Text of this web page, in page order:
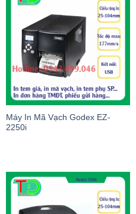
Máy In Mã Vạch Godex EZ-
2250i